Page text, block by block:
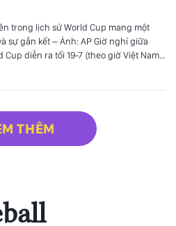
trong lịch sử World Cup mang một
sự gắn kết – Ảnh: AP Giờ nghỉ giữa
diễn ra tối 19-7 (theo giờ Việt Nam)
THÊM